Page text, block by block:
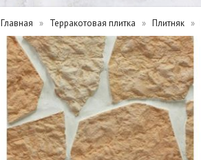
Главная Терракотовая плитка Плитняк